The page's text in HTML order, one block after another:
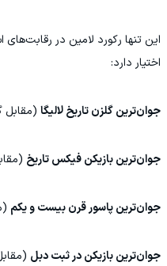
این تنها رکورد لامین در رقابت‌های
اختیار دارد:
جوان‌ترین گلزن تاریخ لالیگا (مقابل
جوان‌ترین بازیکن فیکس تاریخ
جوان‌ترین پاسور قرن بیست و یکم
جوان‌ترین بازیکن در ثبت دبل (مقابل